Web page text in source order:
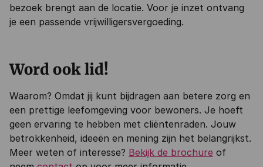
bezoek brengt aan de locatie. Voor je inzet ontvang
je een passende vrijwilligersvergoeding.
Word ook lid!
Waarom? Omdat jij kunt bijdragen aan betere zorg en
een prettige leefomgeving voor bewoners. Je hoeft
geen ervaring te hebben met cliëntenraden. Jouw
betrokkenheid, ideeën en mening zijn het belangrijkst.
Meer weten of interesse? Bekijk de brochure of